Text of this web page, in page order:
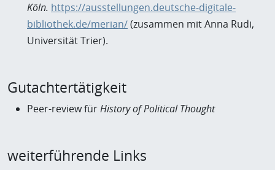
Köln. https://ausstellungen.deutsche-digitale-
bibliothek.de/merian/(zusammen mit Anna Rudi,
Universität Trier).
Gutachtertätigkeit
Peer-review fürHistory of Political Thought
weiterführende Links